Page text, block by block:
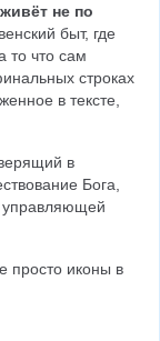
не по
быт, где
то что сам
строках
в тексте,
в
Бога,
управляющей
просто иконы в